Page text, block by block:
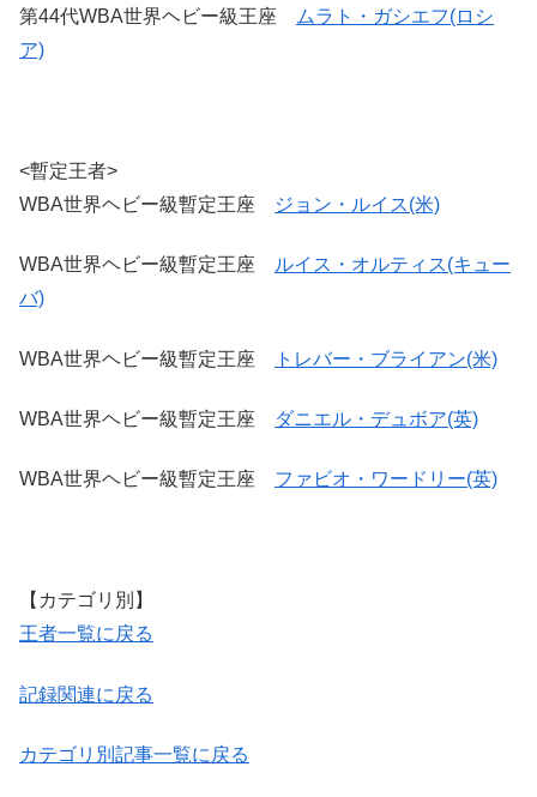
第44代WBA世界ヘビー級王座
ムラト・ガシエフ(ロシ
ア)
<暫定王者>
WBA世界ヘビー級暫定王座
ジョン・ルイス(米)
WBA世界ヘビー級暫定王座
ルイス・オルティス(キュー
バ)
WBA世界ヘビー級暫定王座 トレバー・ブライアン(米)
WBA世界ヘビー級暫定王座 ダニエル・デュボア(英)
WBA世界ヘビー級暫定王座 ファビオ・ワードリー(英)
【カテゴリ別】
王者一覧に戻る
記録関連に戻る
カテゴリ別記事一覧に戻る